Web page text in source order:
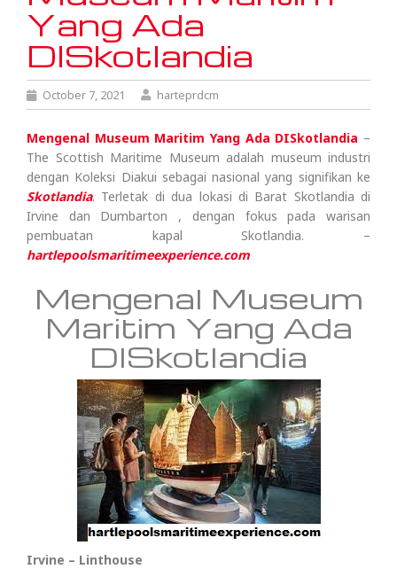
Yang Ada
DISkotlandia
October 7, 2021 harteprdcm
Mengenal Museum Maritim Yang Ada DISkotlandia –
The Scottish Maritime Museum adalah museum industri
dengan Koleksi Diakui sebagai nasional yang signifikan ke
Skotlandia. Terletak di dua lokasi di Barat Skotlandia di
Irvine dan Dumbarton , dengan fokus pada warisan
pembuatan kapal Skotlandia. –
hartlepoolsmaritimeexperience.com
Mengenal Museum
Maritim Yang Ada
DISkotlandia
Irvine – Linthouse